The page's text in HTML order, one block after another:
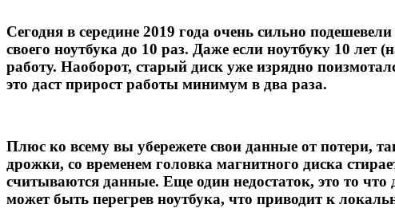
Сегодня в середине 2019 года очень сильно
своего ноутбука до 10 раз. Даже если ноутбуку 10
работу. Наоборот, старый диск уже изрядно
это даст прирост работы минимум в два раза.
Плюс ко всему вы убережете свои данные от потери,
дрожки, со временем головка магнитного диска
считываются данные. Еще один недостаток, это то
может быть перегрев ноутбука, что приводит к